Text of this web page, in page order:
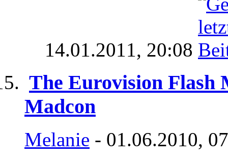
14.01.2011, 20:08
The Eurovision Flash
Madcon
Melanie - 01.06.2010,